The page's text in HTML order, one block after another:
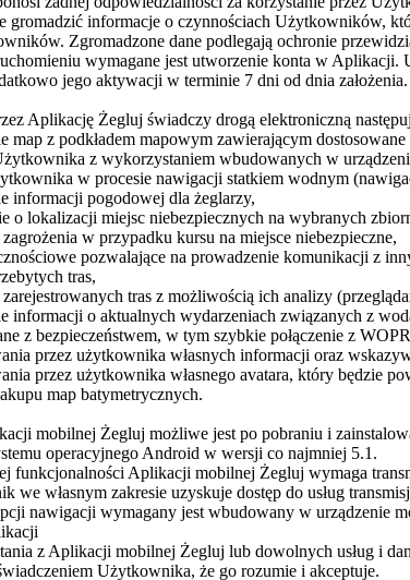
gromadzić informacje o czynnościach Użytkowników,
Zgromadzone dane podlegają ochronie
wymagane jest utworzenie konta w Aplikacji.
jego aktywacji w terminie 7 dni od dnia założenia.
Aplikację Żegluj świadczy drogą elektroniczną
map z podkładem mapowym zawierającym
z wykorzystaniem wbudowanych w
w procesie nawigacji statkiem wodnym
informacji pogodowej dla żeglarzy,
o lokalizacji miejsc niebezpiecznych na wybranych
w przypadku kursu na miejsce niebezpieczne,
pozwalające na prowadzenie komunikacji z
tras,
tras z możliwością ich analizy
informacji o aktualnych wydarzeniach związanych z
z bezpieczeństwem, w tym szybkie połączenie z
przez użytkownika własnych informacji oraz
przez użytkownika własnego avatara, który będzie
map batymetrycznych.
mobilnej Żegluj możliwe jest po pobraniu i
operacyjnego Android w wersji co najmniej 5.1.
funkcjonalności Aplikacji mobilnej Żegluj wymaga
we własnym zakresie uzyskuje dostęp do usług
nawigacji wymagany jest wbudowany w urządzenie
z Aplikacji mobilnej Żegluj lub dowolnych usług i
Użytkownika, że go rozumie i akceptuje.